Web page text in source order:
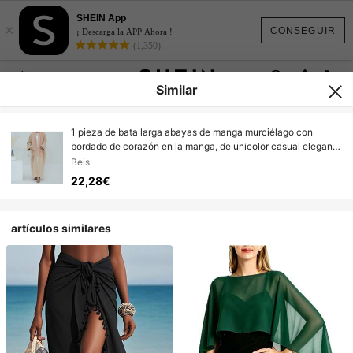
CONSEGUIR
×
SHEIN App
¡ Descarga la APP Ahora !
(1,350)
Similar
1 pieza de bata larga abayas de manga murciélago con
bordado de corazón en la manga, de unicolor casual elegante
y lujo, adecuada para vida diaria y reuniones festivas.
Beis
22,28€
artículos similares